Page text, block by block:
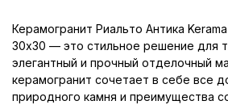
Керамогранит Риальто Антика
30x30 — это стильное решение для
элегантный и прочный отделочный
керамогранит сочетает в себе все
природного камня и преимущества